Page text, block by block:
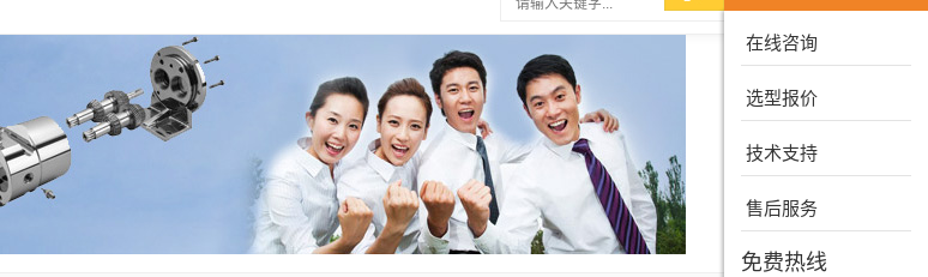
在线咨询
选型报价
技术支持
售后服务
免费热线